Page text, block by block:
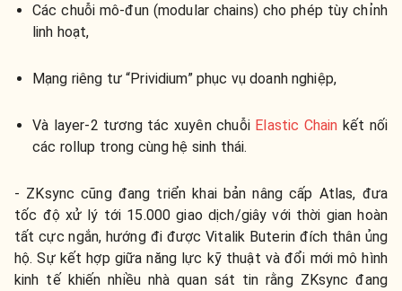
Các chuỗi mô-đun (modular chains) cho phép tùy chỉnh
linh hoạt,
Mạng riêng tư “Prividium” phục vụ doanh nghiệp,
Và layer-2 tương tác xuyên chuỗi Elastic Chain kết nối
các rollup trong cùng hệ sinh thái.
- ZKsync cũng đang triển khai bản nâng cấp Atlas, đưa
tốc độ xử lý tới 15.000 giao dịch/giây với thời gian hoàn
tất cực ngắn, hướng đi được Vitalik Buterin đích thân ủng
hộ. Sự kết hợp giữa năng lực kỹ thuật và đổi mới mô hình
kinh tế khiến nhiều nhà quan sát tin rằng ZKsync đang